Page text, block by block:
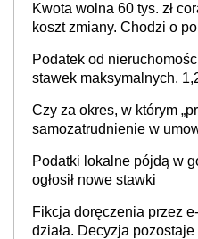
Kwota wolna 60 tys. zł
koszt zmiany. Chodzi o
Podatek od
stawek maksymalnych.
prowadzeniem
Czy za okres, w którym
samozatrudnienie w
cywilnoprawnej jedynym
Podatki lokalne pójdą w
ogłosił nowe stawki
Fikcja doręczenia przez
działa. Decyzja